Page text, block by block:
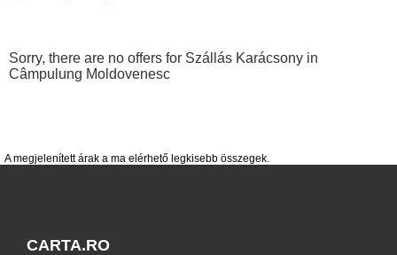
A megjelenített árak a ma elérhető legkisebb összegek.
Sorry, there are no offers for Szállás Karácsony in
Câmpulung Moldovenesc
despre C A R T A ®
login
CARTA.RO